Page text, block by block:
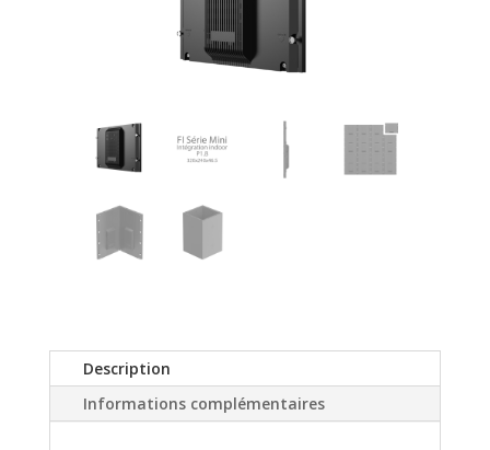
Description
Informations complémentaires